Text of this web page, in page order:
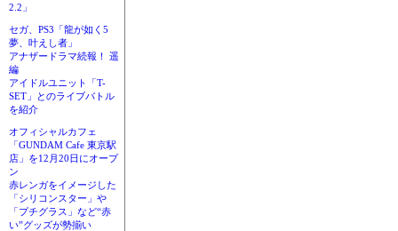
2.2」
セガ、PS3「龍が如く5
夢、叶えし者」
アナザードラマ続報！ 遥
編
アイドルユニット「T-
SET」とのライブバトル
を紹介
オフィシャルカフェ
「GUNDAM Cafe 東京駅
店」を12月20日にオープ
ン
赤レンガをイメージした
「シリコンスター」や
「プチグラス」など“赤
い”グッズが勢揃い